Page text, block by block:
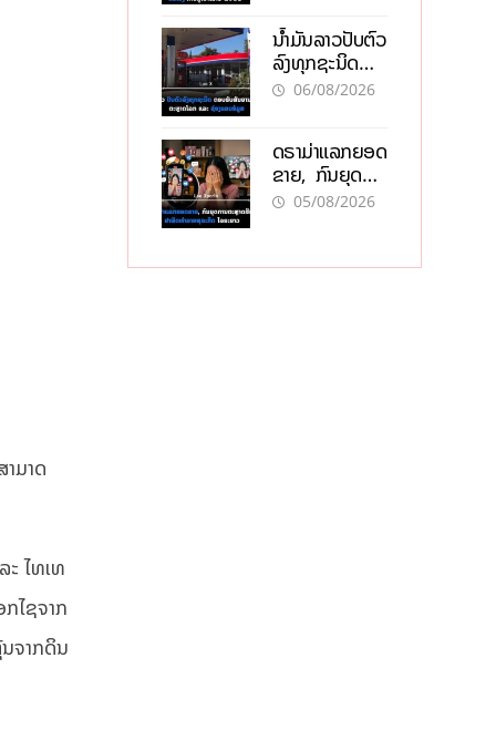
ມາດ
ໄທເທ
ໄຊຈາກ
ຈາກດິນ
ເປົ້າໝາຍ 2035
ນໍ້າມັນລາວປັບຕົວ
ລົງທຸກຊະນິດ
ຕອບຮັບສັນຍານ
ແຄບຮໍມູສ
06/08/2026
ດຣາມ່າແລກຍອດ
ຂາຍ, ກົນຍຸດ
ການຕະຫຼາດສີ
ໄລຍະຍາວ
05/08/2026